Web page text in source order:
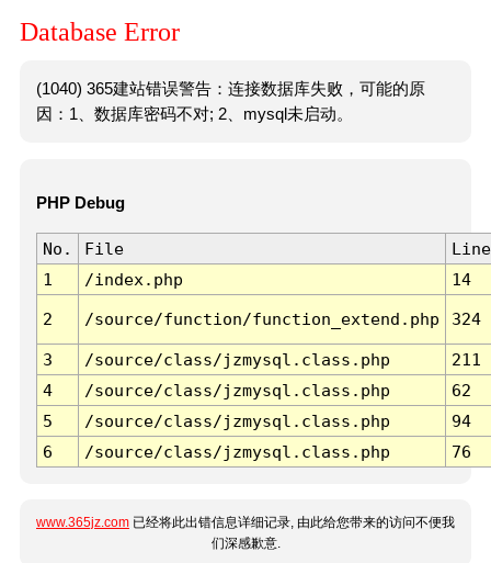
Database Error
(1040) 365建站错误警告：连接数据库失败，可能的原
因：1、数据库密码不对; 2、mysql未启动。
PHP Debug
No. File
Line
1
/index.php 14
2 /source/function/function_extend.php 324
3 /source/class/jzmysql.class.php
211
4
/source/class/jzmysql.class.php
62
5
/source/class/jzmysql.class.php
94
6
/source/class/jzmysql.class.php 76
www.365jz.com 已经将此出错信息详细记录, 由此给您带来的访问不便我
们深感歉意.